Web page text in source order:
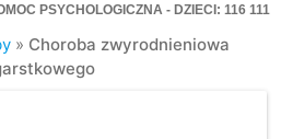
PSYCHOLOGICZNA - DZIECI: 116 111
» Choroba zwyrodnieniowa